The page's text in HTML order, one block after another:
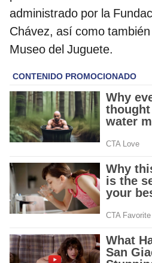
administrado por la
Chávez, así como
Museo del Juguete.